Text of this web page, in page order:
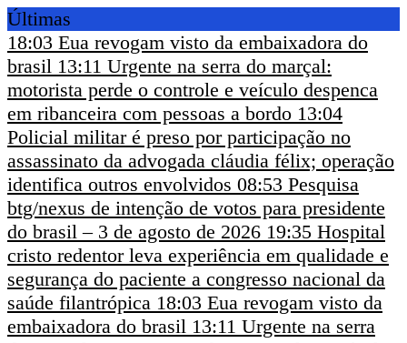
Últimas
18:03 Eua revogam visto da embaixadora do
brasil 13:11 Urgente na serra do marçal:
motorista perde o controle e veículo despenca
em ribanceira com pessoas a bordo 13:04
Policial militar é preso por participação no
assassinato da advogada cláudia félix; operação
identifica outros envolvidos 08:53 Pesquisa
btg/nexus de intenção de votos para presidente
do brasil – 3 de agosto de 2026 19:35 Hospital
cristo redentor leva experiência em qualidade e
segurança do paciente a congresso nacional da
saúde filantrópica 18:03 Eua revogam visto da
embaixadora do brasil 13:11 Urgente na serra